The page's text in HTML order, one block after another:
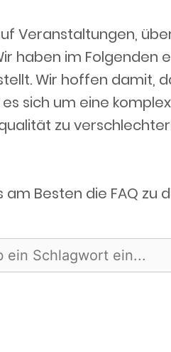
Veranstaltungen,
haben im Folgenden
Wir hoffen damit,
sich um eine
zu
Besten die FAQ zu